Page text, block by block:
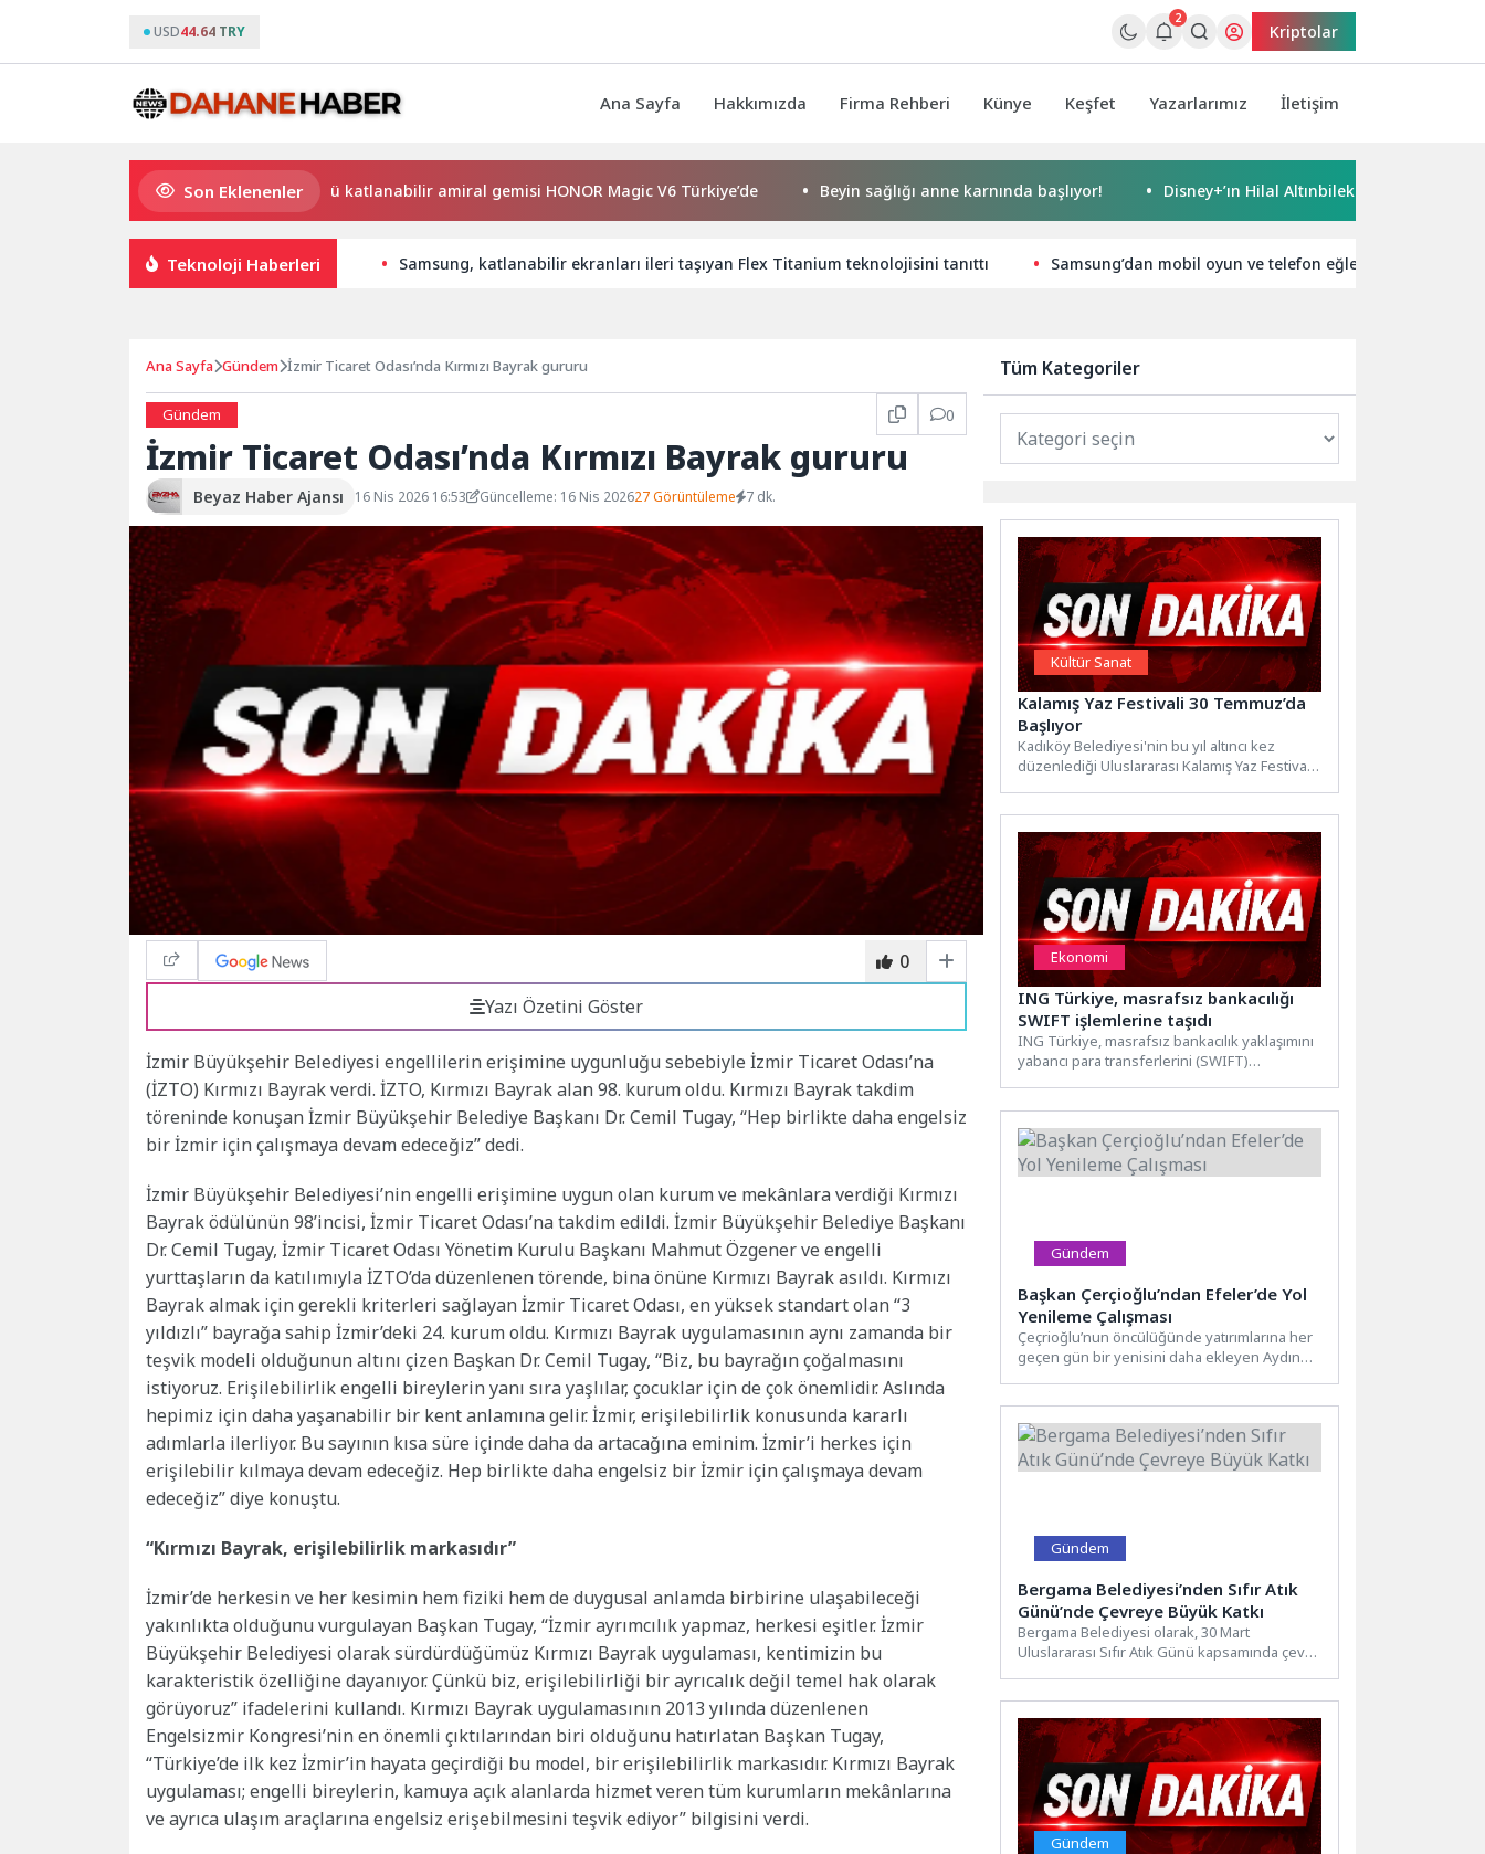
USD44.64 TRY
2
Kriptolar
Ana Sayfa Hakkımızda Firma Rehberi Künye Keşfet Yazarlarımız İletişim
Son Eklenenler
Dünyanın en ince ve en güçlü katlanabilir amiral gemisi HONOR Magic V6 Türkiye’de Beyin sağlığı anne karnında başlıyor! Disney+’ın Hilal Altınbilek ve Serkan Çayoğlu’nun
Teknoloji Haberleri Samsung, katlanabilir ekranları ileri taşıyan Flex Titanium teknolojisini tanıttı Samsung’dan mobil oyun ve telefon eğlencesinde yeni
Ana Sayfa Gündem İzmir Ticaret Odası’nda Kırmızı Bayrak gururu
Gündem 0
İzmir Ticaret Odası’nda Kırmızı Bayrak gururu
Beyaz Haber Ajansı 16 Nis 2026 16:53 Güncelleme: 16 Nis 202627 Görüntüleme 7 dk.
0
Yazı Özetini Göster
İzmir Büyükşehir Belediyesi engellilerin erişimine uygunluğu sebebiyle İzmir Ticaret Odası’na
(İZTO) Kırmızı Bayrak verdi. İZTO, Kırmızı Bayrak alan 98. kurum oldu. Kırmızı Bayrak takdim
töreninde konuşan İzmir Büyükşehir Belediye Başkanı Dr. Cemil Tugay, “Hep birlikte daha engelsiz
bir İzmir için çalışmaya devam edeceğiz” dedi.
İzmir Büyükşehir Belediyesi’nin engelli erişimine uygun olan kurum ve mekânlara verdiği Kırmızı
Bayrak ödülünün 98’incisi, İzmir Ticaret Odası’na takdim edildi. İzmir Büyükşehir Belediye Başkanı
Dr. Cemil Tugay, İzmir Ticaret Odası Yönetim Kurulu Başkanı Mahmut Özgener ve engelli
yurttaşların da katılımıyla İZTO’da düzenlenen törende, bina önüne Kırmızı Bayrak asıldı. Kırmızı
Bayrak almak için gerekli kriterleri sağlayan İzmir Ticaret Odası, en yüksek standart olan “3
yıldızlı” bayrağa sahip İzmir’deki 24. kurum oldu. Kırmızı Bayrak uygulamasının aynı zamanda bir
teşvik modeli olduğunun altını çizen Başkan Dr. Cemil Tugay, “Biz, bu bayrağın çoğalmasını
istiyoruz. Erişilebilirlik engelli bireylerin yanı sıra yaşlılar, çocuklar için de çok önemlidir. Aslında
hepimiz için daha yaşanabilir bir kent anlamına gelir. İzmir, erişilebilirlik konusunda kararlı
adımlarla ilerliyor. Bu sayının kısa süre içinde daha da artacağına eminim. İzmir’i herkes için
erişilebilir kılmaya devam edeceğiz. Hep birlikte daha engelsiz bir İzmir için çalışmaya devam
edeceğiz” diye konuştu.
“Kırmızı Bayrak, erişilebilirlik markasıdır”
İzmir’de herkesin ve her kesimin hem fiziki hem de duygusal anlamda birbirine ulaşabileceği
yakınlıkta olduğunu vurgulayan Başkan Tugay, “İzmir ayrımcılık yapmaz, herkesi eşitler. İzmir
Büyükşehir Belediyesi olarak sürdürdüğümüz Kırmızı Bayrak uygulaması, kentimizin bu
karakteristik özelliğine dayanıyor. Çünkü biz, erişilebilirliği bir ayrıcalık değil temel hak olarak
görüyoruz” ifadelerini kullandı. Kırmızı Bayrak uygulamasının 2013 yılında düzenlenen
Engelsizmir Kongresi’nin en önemli çıktılarından biri olduğunu hatırlatan Başkan Tugay,
“Türkiye’de ilk kez İzmir’in hayata geçirdiği bu model, bir erişilebilirlik markasıdır. Kırmızı Bayrak
uygulaması; engelli bireylerin, kamuya açık alanlarda hizmet veren tüm kurumların mekânlarına
ve ayrıca ulaşım araçlarına engelsiz erişebilmesini teşvik ediyor” bilgisini verdi.
Tüm Kategoriler
Kültür Sanat
Kalamış Yaz Festivali 30 Temmuz’da
Başlıyor
Kadıköy Belediyesi'nin bu yıl altıncı kez
düzenlediği Uluslararası Kalamış Yaz Festivali,
Ekonomi
ING Türkiye, masrafsız bankacılığı
SWIFT işlemlerine taşıdı
ING Türkiye, masrafsız bankacılık yaklaşımını
yabancı para transferlerini (SWIFT)
Gündem
Başkan Çerçioğlu’ndan Efeler’de Yol
Yenileme Çalışması
Çeçrioğlu’nun öncülüğünde yatırımlarına her
geçen gün bir yenisini daha ekleyen Aydın
Gündem
Bergama Belediyesi’nden Sıfır Atık
Günü’nde Çevreye Büyük Katkı
Bergama Belediyesi olarak, 30 Mart
Uluslararası Sıfır Atık Günü kapsamında çevre
Gündem